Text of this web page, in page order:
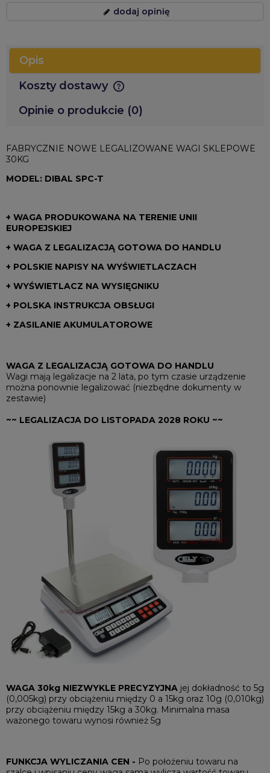
dodaj opinię
Opis
Koszty dostawy
Cena nie zawiera ewentualnych kosztów płatności
Opinie o produkcie (0)
FABRYCZNIE NOWE LEGALIZOWANE WAGI SKLEPOWE
30KG
MODEL: DIBAL SPC-T
+ WAGA PRODUKOWANA NA TERENIE UNII
EUROPEJSKIEJ
+ WAGA Z LEGALIZACJĄ GOTOWA DO HANDLU
+ POLSKIE NAPISY NA WYŚWIETLACZACH
+ WYŚWIETLACZ NA WYSIĘGNIKU
+ POLSKA INSTRUKCJA OBSŁUGI
+ ZASILANIE AKUMULATOROWE
WAGA Z LEGALIZACJĄ GOTOWA DO HANDLU
Wagi mają legalizacje na 2 lata, po tym czasie urządzenie
można ponownie legalizować (niezbędne dokumenty w
zestawie)
~~ LEGALIZACJA DO LISTOPADA 2028 ROKU ~~
WAGA 30kg NIEZWYKLE PRECYZYJNA jej dokładność to 5g
(0,005kg) przy obciążeniu między 0 a 15kg oraz 10g (0,010kg)
przy obciążeniu między 15kg a 30kg. Minimalna masa
ważonego towaru wynosi również 5g
FUNKCJA WYLICZANIA CEN - Po położeniu towaru na